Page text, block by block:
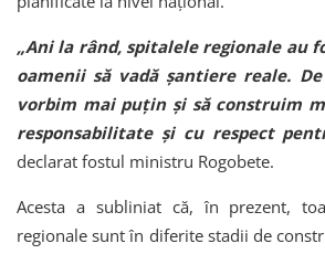
„Ani la rând, spitalele regionale au
oamenii să vadă șantiere reale.
vorbim mai puțin și să construim
responsabilitate și cu respect
declarat fostul ministru Rogobete.
Acesta a subliniat că, în prezent,
regionale sunt în diferite stadii de